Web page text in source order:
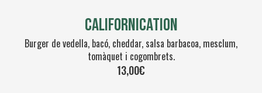
Californication
Burger de vedella, bacó, cheddar, salsa barbacoa, mesclum,
tomàquet i cogombrets.
13,00€